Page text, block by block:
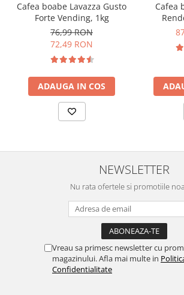
Cafea boabe Lavazza Gusto
Forte Vending, 1kg
76,99 RON
72,49 RON
ADAUGA IN COS
Cafea
NEWSLETTER
Nu rata ofertele si promotiile
Vreau sa primesc newsletter cu
magazinului. Afla mai multe in
Confidentialitate